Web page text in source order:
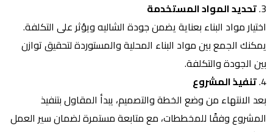
3. تحديد المواد المستخدمة
اختيار مواد البناء بعناية يضمن جودة الشاليه ويؤثر على التكلفة.
يمكنك الجمع بين مواد البناء المحلية والمستوردة لتحقيق توازن
بين الجودة والتكلفة.
4. تنفيذ المشروع
بعد الانتهاء من وضع الخطة والتصميم، يبدأ المقاول بتنفيذ
المشروع وفقًا للمخططات، مع متابعة مستمرة لضمان سير العمل